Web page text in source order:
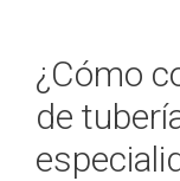
¿Cómo
de